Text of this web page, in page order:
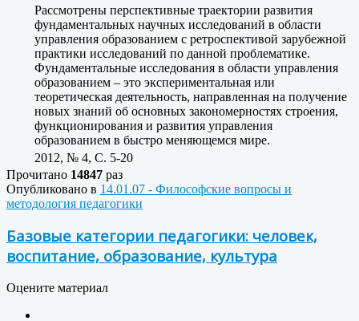
Рассмотрены перспективные траектории развития
фундаментальных научных исследований в области
управления образованием с ретроспективой зарубежной
практики исследований по данной проблематике.
Фундаментальные исследования в области управления
образованием – это экспериментальная или
теоретическая деятельность, направленная на получение
новых знаний об основных закономерностях строения,
функционирования и развития управления
образованием в быстро меняющемся мире.
2012, № 4, C. 5-20
Прочитано 14847 раз
Опубликовано в 14.01.07 - Философские вопросы и
методология педагогики
Базовые категории педагогики: человек,
воспитание, образование, культура
Оцените материал